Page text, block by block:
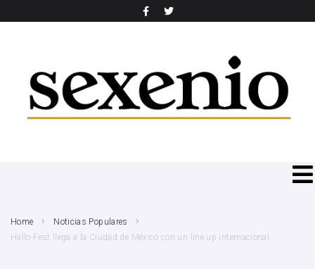
Home
Noticias Populares
Hallo-Fest llega a la Ciudad de México con un line up internacional
SEARCH THIS WEBSITE